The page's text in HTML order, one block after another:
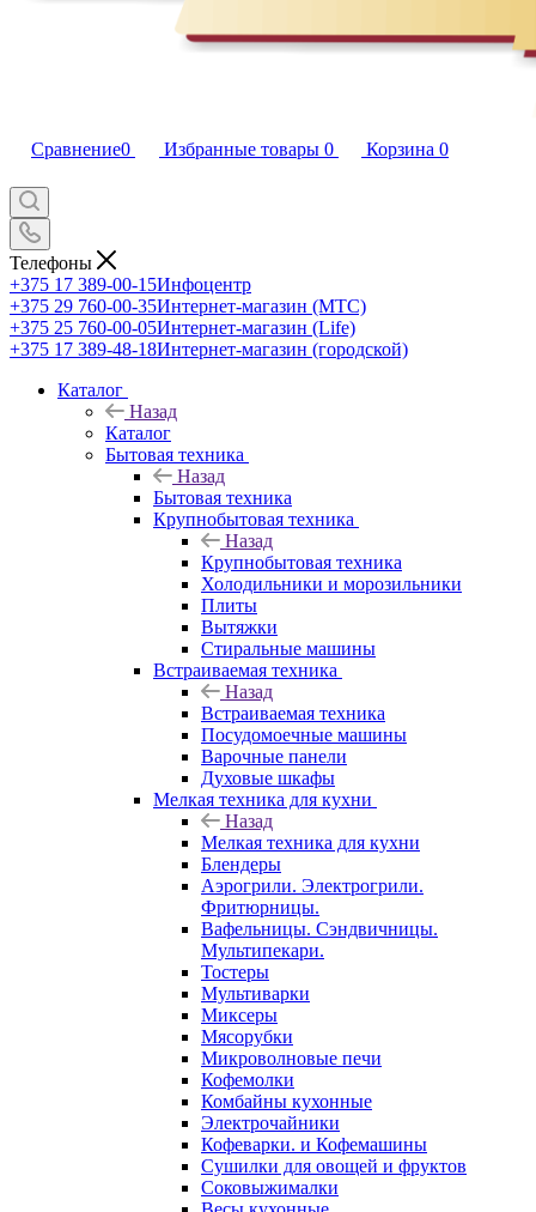
Сравнение0 Избранные товары 0 Корзина 0
Телефоны
+375 17 389-00-15Инфоцентр
+375 29 760-00-35Интернет-магазин (МТС)
+375 25 760-00-05Интернет-магазин (Life)
+375 17 389-48-18Интернет-магазин (городской)
Каталог
Назад
Каталог
Бытовая техника
Назад
Бытовая техника
Крупнобытовая техника
Назад
Крупнобытовая техника
Холодильники и морозильники
Плиты
Вытяжки
Стиральные машины
Встраиваемая техника
Назад
Встраиваемая техника
Посудомоечные машины
Варочные панели
Духовые шкафы
Мелкая техника для кухни
Назад
Мелкая техника для кухни
Блендеры
Аэрогрили. Электрогрили.
Фритюрницы.
Вафельницы. Сэндвичницы.
Мультипекари.
Тостеры
Мультиварки
Миксеры
Мясорубки
Микроволновые печи
Кофемолки
Комбайны кухонные
Электрочайники
Кофеварки. и Кофемашины
Сушилки для овощей и фруктов
Соковыжималки